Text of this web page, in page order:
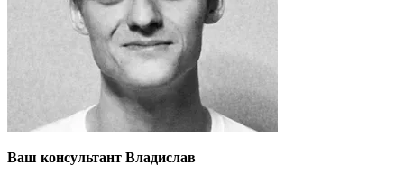
Ваш консультант Владислав